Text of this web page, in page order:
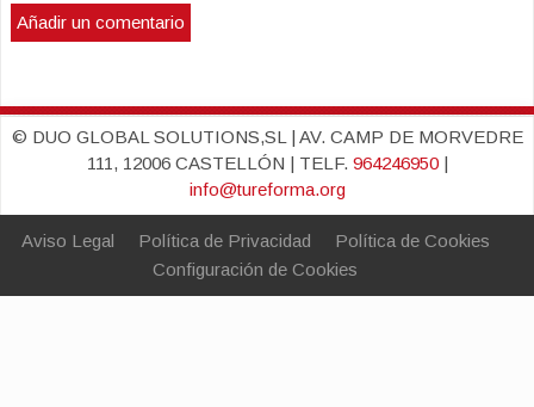
© DUO GLOBAL SOLUTIONS,SL | AV. CAMP DE MORVEDRE
111, 12006 CASTELLÓN | TELF. 964246950|
info@tureforma.org
Aviso Legal Política de Privacidad
Política de Cookies
Configuración de Cookies